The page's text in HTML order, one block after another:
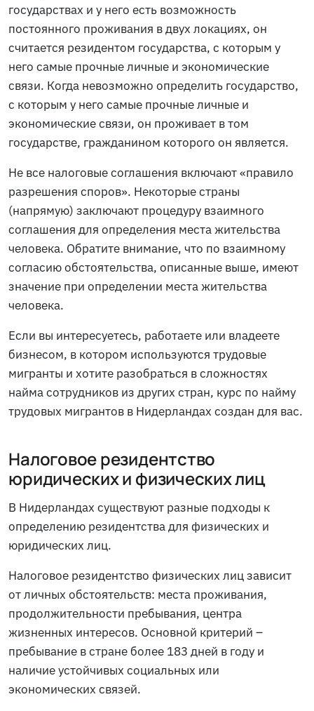
государствах и у него есть возможность
постоянного проживания в двух локациях, он
считается резидентом государства, с которым у
него самые прочные личные и экономические
связи. Когда невозможно определить государство,
с которым у него самые прочные личные и
экономические связи, он проживает в том
государстве, гражданином которого он является.
Не все налоговые соглашения включают «правило
разрешения споров». Некоторые страны
(напрямую) заключают процедуру взаимного
соглашения для определения места жительства
человека. Обратите внимание, что по взаимному
согласию обстоятельства, описанные выше, имеют
значение при определении места жительства
человека.
Если вы интересуетесь, работаете или владеете
бизнесом, в котором используются трудовые
мигранты и хотите разобраться в сложностях
найма сотрудников из других стран, курс по найму
трудовых мигрантов в Нидерландах создан для вас.
Налоговое резидентство
юридических и физических лиц
В Нидерландах существуют разные подходы к
определению резидентства для физических и
юридических лиц.
Налоговое резидентство физических лиц зависит
от личных обстоятельств: места проживания,
продолжительности пребывания, центра
жизненных интересов. Основной критерий –
пребывание в стране более 183 дней в году и
наличие устойчивых социальных или
экономических связей.